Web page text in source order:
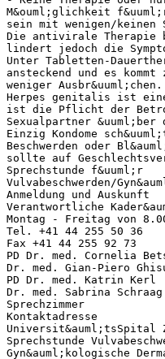
M&ouml;glichkeit
sein mit wenigen/keinen
Die antivirale Therapie
lindert jedoch die
Unter Tabletten-
ansteckend und es kommt
weniger Ausbr&uuml;chen.
Herpes genitalis ist
ist die Pflicht der
Sexualpartner
Einzig Kondome
Beschwerden oder
sollte auf
Sprechstunde f&uuml;r
Vulvabeschwerden/
Anmeldung und Auskunft
Verantwortliche
Montag - Freitag von
Tel. +41 44 255 50 36
Fax +41 44 255 92 73
PD Dr. med. Cornelia
Dr. med. Gian-Piero
PD Dr. med. Katrin Kerl
Dr. med. Sabrina Schraag
Sprechzimmer
Kontaktadresse
Universit&auml;tsSpital
Sprechstunde
Gyn&auml;kologische